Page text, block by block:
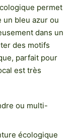
permet
un bleu azur ou
dans un
des motifs
parfait pour
est très
ou multi-
écologique